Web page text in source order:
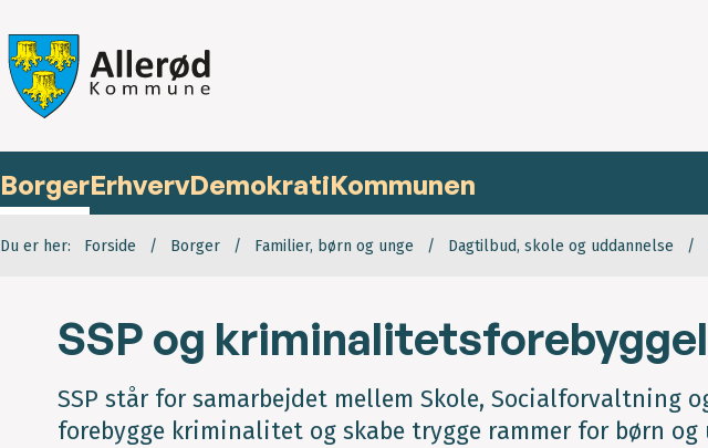
BorgerErhvervDemokratiKommunen
Du er her: Forside Borger Familier, børn og unge Dagtilbud, skole og uddannelse
SSP og
SSP står for samarbejdet mellem Skole, Socialforvaltning
forebygge kriminalitet og skabe trygge rammer for børn og